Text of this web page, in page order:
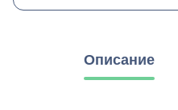
Описание